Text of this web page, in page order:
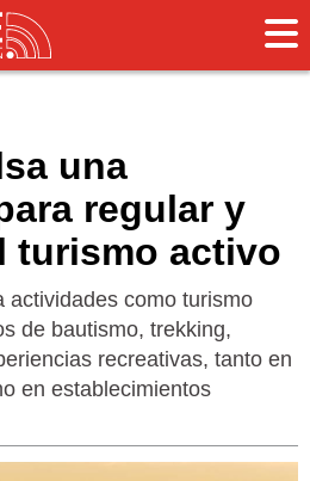
una
regular y
turismo activo
actividades como turismo
de bautismo, trekking,
recreativas, tanto en
en establecimientos